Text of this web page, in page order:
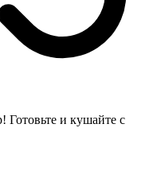
Готовьте и кушайте с